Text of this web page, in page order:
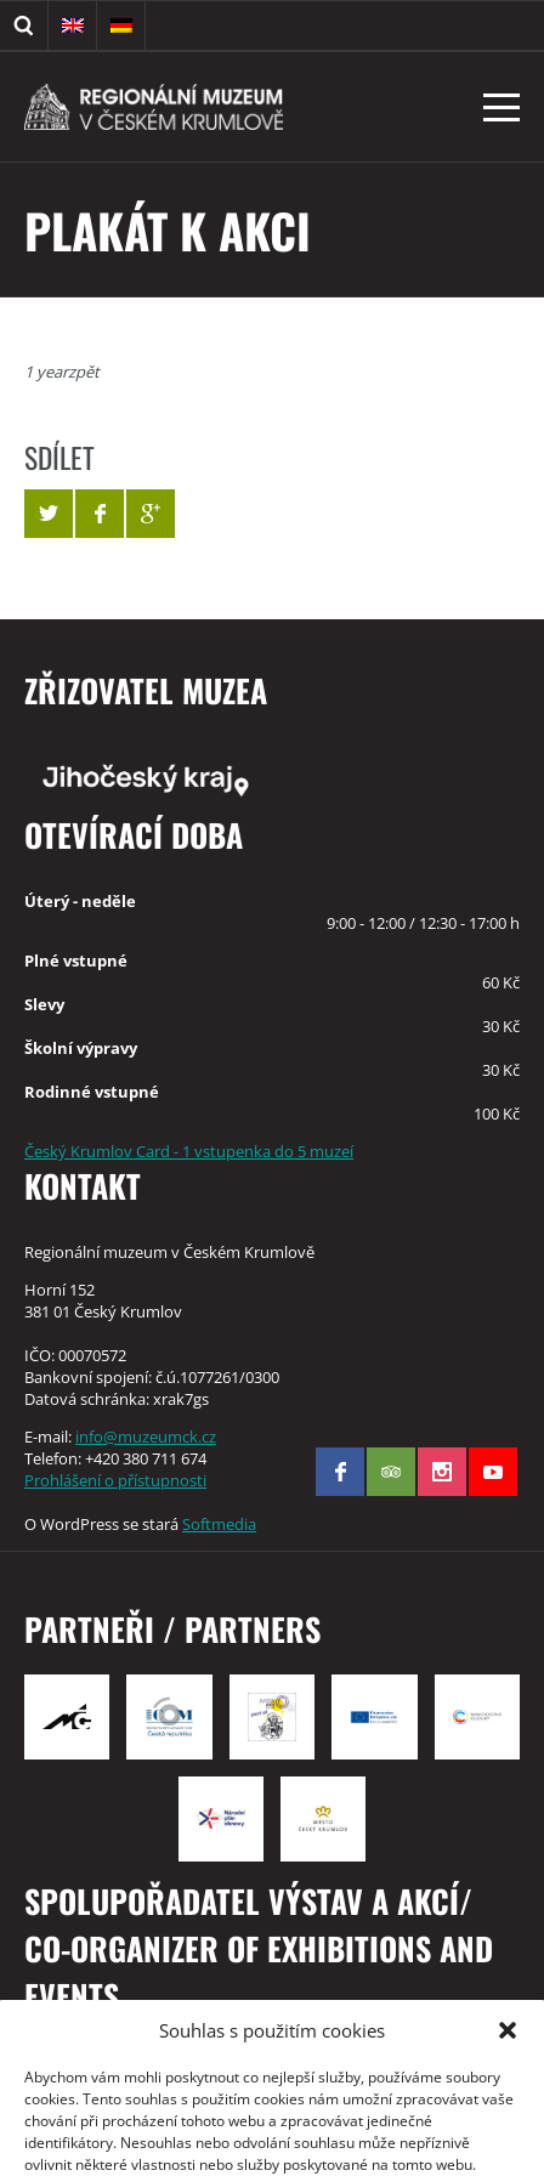
Souhlas s použitím cookies
Abychom vám mohli poskytnout co nejlepší služby, používáme soubory
cookies. Tento souhlas s použitím cookies nám umožní zpracovávat vaše
chování při procházení tohoto webu a zpracovávat jedinečné
identifikátory. Nesouhlas nebo odvolání souhlasu může nepříznivě
ovlivnit některé vlastnosti nebo služby poskytované na tomto webu.
PLAKÁT K AKCI
1 yearzpět
SDÍLET
ZŘIZOVATEL MUZEA
OTEVÍRACÍ DOBA
Úterý - neděle
9:00 - 12:00 / 12:30 - 17:00 h
Plné vstupné
60 Kč
Slevy
30 Kč
Školní výpravy
30 Kč
Rodinné vstupné
100 Kč
Český Krumlov Card - 1 vstupenka do 5 muzeí
KONTAKT
Regionální muzeum v Českém Krumlově
Horní 152
381 01 Český Krumlov
IČO: 00070572
Bankovní spojení: č.ú.1077261/0300
Datová schránka: xrak7gs
E-mail: info@muzeumck.cz
Telefon: +420 380 711 674
Prohlášení o přístupnosti
O WordPress se staráSoftmedia
PARTNEŘI / PARTNERS
SPOLUPOŘADATEL VÝSTAV A AKCÍ/
CO-ORGANIZER OF EXHIBITIONS AND
EVENTS